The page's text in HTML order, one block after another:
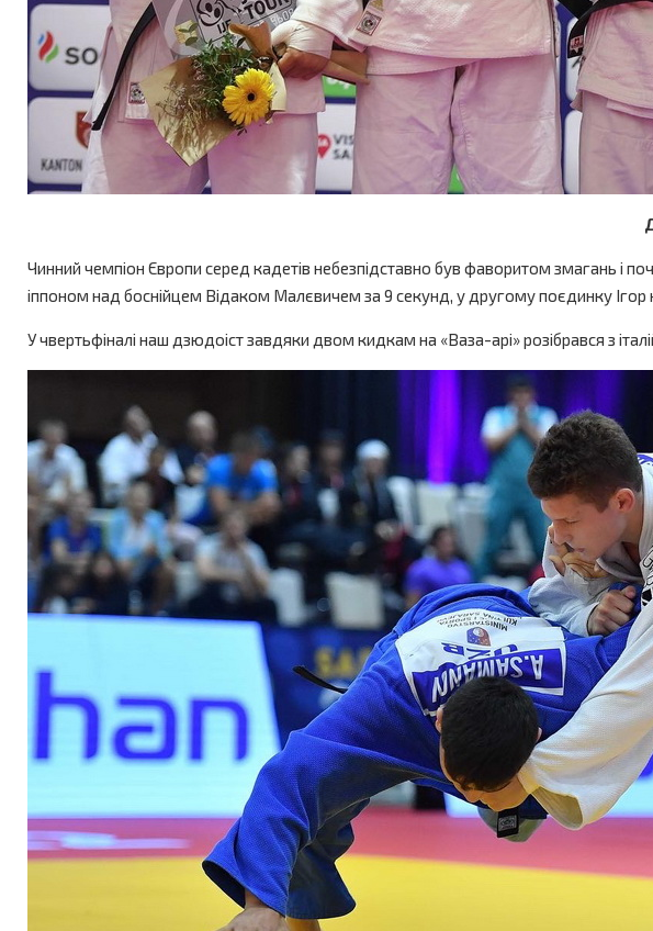
Чинний чемпіон Європи серед кадетів небезпідставно був фаворитом змагань і
іппоном над боснійцем Відаком Малєвичем за 9 секунд, у другому поєдинку
У чвертьфіналі наш дзюдоіст завдяки двом кидкам на «Ваза-арі» розібрався з